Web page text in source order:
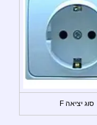
סוג יציאה F